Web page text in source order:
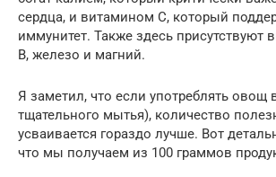
сердца, и витамином С, который
иммунитет. Также здесь присутствуют
B, железо и магний.
Я заметил, что если употреблять овощ
тщательного мытья), количество
усваивается гораздо лучше. Вот
что мы получаем из 100 граммов